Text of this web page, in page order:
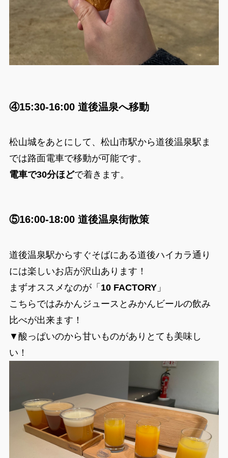
④15:30-16:00 道後温泉へ移動
松山城をあとにして、松山市駅から道後温泉駅ま
では路面電車で移動が可能です。
電車で30分ほどで着きます。
⑤16:00-18:00 道後温泉街散策
道後温泉駅からすぐそばにある道後ハイカラ通り
には楽しいお店が沢山あります！
まずオススメなのが「 10 FACTORY」
こちらではみかんジュースとみかんビールの飲み
比べが出来ます！
▼酸っぱいのから甘いものがありとても美味し
い！